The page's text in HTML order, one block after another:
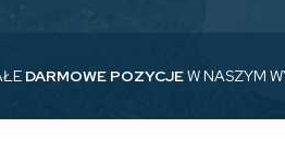
DARMOWE POZYCJEW NASZYM